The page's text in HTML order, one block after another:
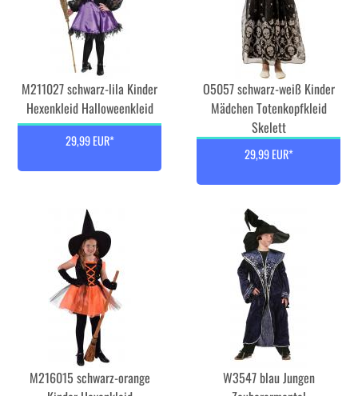
M211027 schwarz-lila Kinder
Hexenkleid Halloweenkleid
29,99 EUR*
O5057 schwarz-weiß Kinder
Mädchen Totenkopfkleid
Skelett
29,99 EUR*
M216015 schwarz-orange
W3547 blau Jungen